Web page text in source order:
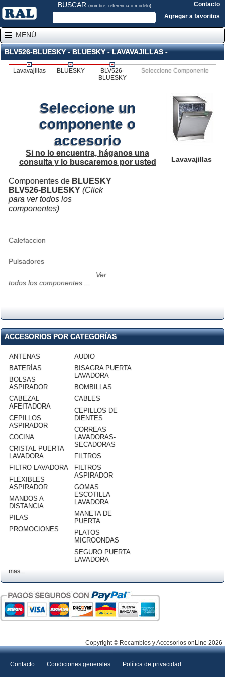
BUSCAR (nombre, referencia o modelo)
Contacto
Agregar a favoritos
MENÚ
BLV526-BLUESKY - BLUESKY - LAVAVAJILLAS -
Lavavajillas BLUESKY
BLV526-
BLUESKY
Seleccione Componente
Lavavajillas
Seleccione un
componente o
accesorio
Si no lo encuentra, háganos una
consulta y lo buscaremos por usted
Componentes de BLUESKY
BLV526-BLUESKY (Click
para ver todos los
componentes)
Calefaccion
Pulsadores
Ver
todos los componentes ...
ACCESORIOS POR CATEGORÍAS
ANTENAS
BATERÍAS
BOLSAS
ASPIRADOR
CABEZAL
AFEITADORA
CEPILLOS
ASPIRADOR
COCINA
CRISTAL PUERTA
LAVADORA
FILTRO LAVADORA
FLEXIBLES
ASPIRADOR
MANDOS A
DISTANCIA
PILAS
PROMOCIONES
AUDIO
BISAGRA PUERTA
LAVADORA
BOMBILLAS
CABLES
CEPILLOS DE
DIENTES
CORREAS
LAVADORAS-
SECADORAS
FILTROS
FILTROS
ASPIRADOR
GOMAS
ESCOTILLA
LAVADORA
MANETA DE
PUERTA
PLATOS
MICROONDAS
SEGURO PUERTA
LAVADORA
mas...
Copyright © Recambios y Accesorios onLine 2026
Contacto Condiciones generales Política de privacidad